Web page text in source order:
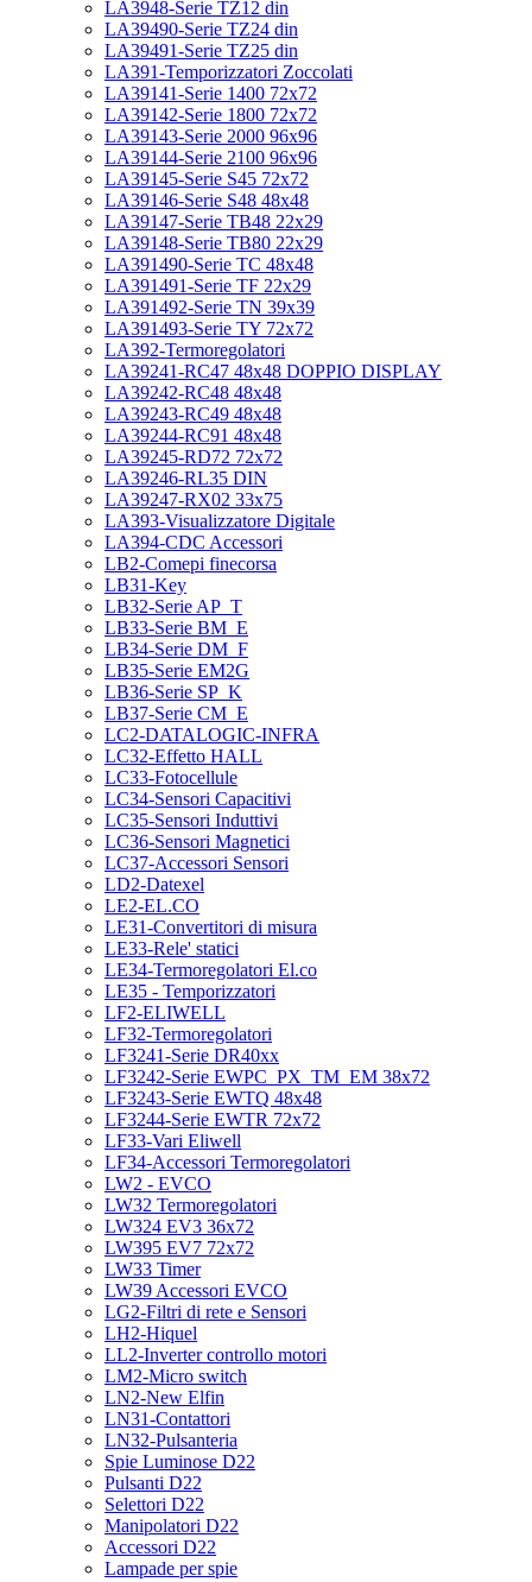
LA3948-Serie TZ12 din
LA39490-Serie TZ24 din
LA39491-Serie TZ25 din
LA391-Temporizzatori Zoccolati
LA39141-Serie 1400 72x72
LA39142-Serie 1800 72x72
LA39143-Serie 2000 96x96
LA39144-Serie 2100 96x96
LA39145-Serie S45 72x72
LA39146-Serie S48 48x48
LA39147-Serie TB48 22x29
LA39148-Serie TB80 22x29
LA391490-Serie TC 48x48
LA391491-Serie TF 22x29
LA391492-Serie TN 39x39
LA391493-Serie TY 72x72
LA392-Termoregolatori
LA39241-RC47 48x48 DOPPIO DISPLAY
LA39242-RC48 48x48
LA39243-RC49 48x48
LA39244-RC91 48x48
LA39245-RD72 72x72
LA39246-RL35 DIN
LA39247-RX02 33x75
LA393-Visualizzatore Digitale
LA394-CDC Accessori
LB2-Comepi finecorsa
LB31-Key
LB32-Serie AP_T
LB33-Serie BM_E
LB34-Serie DM_F
LB35-Serie EM2G
LB36-Serie SP_K
LB37-Serie CM_E
LC2-DATALOGIC-INFRA
LC32-Effetto HALL
LC33-Fotocellule
LC34-Sensori Capacitivi
LC35-Sensori Induttivi
LC36-Sensori Magnetici
LC37-Accessori Sensori
LD2-Datexel
LE2-EL.CO
LE31-Convertitori di misura
LE33-Rele' statici
LE34-Termoregolatori El.co
LE35 - Temporizzatori
LF2-ELIWELL
LF32-Termoregolatori
LF3241-Serie DR40xx
LF3242-Serie EWPC_PX_TM_EM 38x72
LF3243-Serie EWTQ 48x48
LF3244-Serie EWTR 72x72
LF33-Vari Eliwell
LF34-Accessori Termoregolatori
LW2 - EVCO
LW32 Termoregolatori
LW324 EV3 36x72
LW395 EV7 72x72
LW33 Timer
LW39 Accessori EVCO
LG2-Filtri di rete e Sensori
LH2-Hiquel
LL2-Inverter controllo motori
LM2-Micro switch
LN2-New Elfin
LN31-Contattori
LN32-Pulsanteria
Spie Luminose D22
Pulsanti D22
Selettori D22
Manipolatori D22
Accessori D22
Lampade per spie